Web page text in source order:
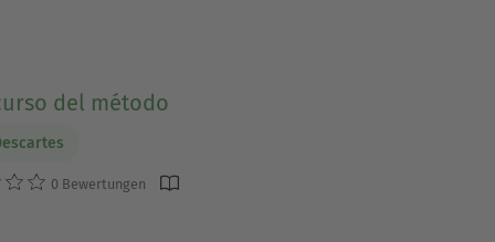
del método
0 Bewertungen